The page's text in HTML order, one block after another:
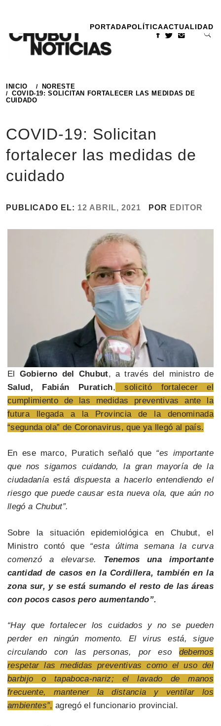
contenido
PORTADAPOLÍTICAACTUALIDAD
INICIO
NORESTE
COVID-19: SOLICITAN FORTALECER LAS MEDIDAS DE
CUIDADO
COVID-19: Solicitan
fortalecer las medidas de
cuidado
PUBLICADO EL: 12 ABRIL, 2021 POR EDITOR
El Gobierno del Chubut, a través del ministro de
Salud, Fabián Puratich, solicitó fortalecer el
cumplimiento de las medidas preventivas ante la
futura llegada a la Provincia de la denominada
“segunda ola” de Coronavirus, que ya llegó al país.
En ese marco, Puratich señaló que “es importante
que nos sigamos cuidando, la gran mayoría de la
ciudadanía está dispuesta a hacerlo entendiendo el
riesgo que puede causar esta nueva ola, que aún no
llegó a Chubut”.
Sobre la situación epidemiológica en Chubut, el
Ministro contó que “esta última semana la curva
comenzó a elevarse.
Tenemos una importante
cantidad de casos en la Cordillera, también en la
zona sur, y se está sumando el resto de las áreas
con pocos casos pero aumentando”.
“Hay que fortalecer los cuidados y no se pueden
perder en ningún momento. El virus está, sigue
circulando con las personas, por eso debemos
respetar las medidas preventivas como el uso del
barbijo o tapaboca-nariz; el lavado de manos
frecuente, mantener la distancia y ventilar los
ambientes”, agregó el funcionario provincial.